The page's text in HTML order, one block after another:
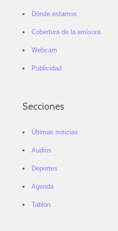
Dónde estamos
Cobertura de la emisora
Webcam
Publicidad
Secciones
Últimas noticias
Audios
Deportes
Agenda
Tablón